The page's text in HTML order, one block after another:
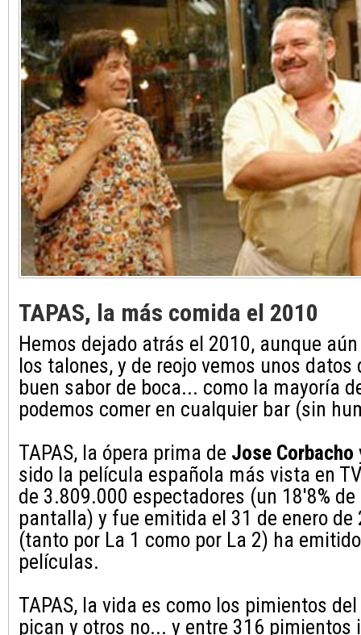
TAPAS, la más comida el 2010
Hemos dejado atrás el 2010, aunque
los talones, y de reojo vemos unos datos
buen sabor de boca... como la mayoría
podemos comer en cualquier bar (sin
TAPAS, la ópera prima de Jose Corbacho
sido la película española más vista en
de 3.809.000 espectadores (un 18'8%
pantalla) y fue emitida el 31 de enero de
(tanto por La 1 como por La 2) ha
películas.
TAPAS, la vida es como los pimientos
pican y otros no... y entre 316 pimientos